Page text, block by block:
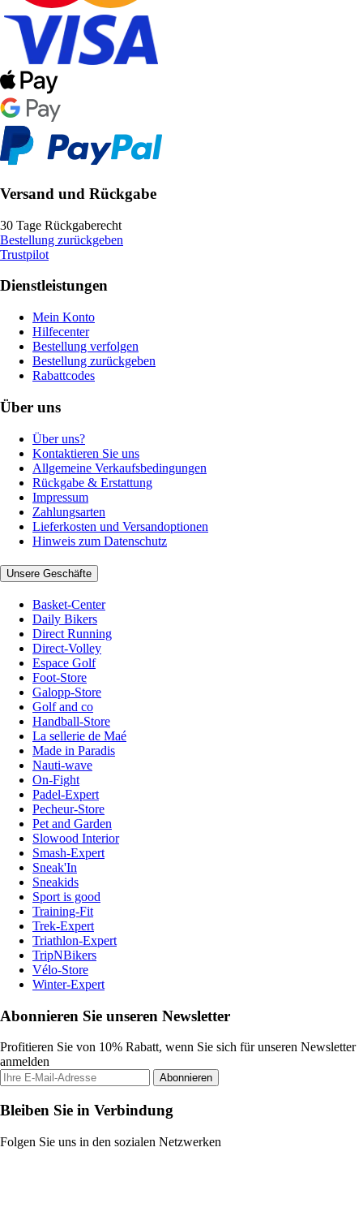
Versand und Rückgabe
30 Tage Rückgaberecht
Bestellung zurückgeben
Trustpilot
Dienstleistungen
Mein Konto
Hilfecenter
Bestellung verfolgen
Bestellung zurückgeben
Rabattcodes
Über uns
Über uns?
Kontaktieren Sie uns
Allgemeine Verkaufsbedingungen
Rückgabe & Erstattung
Impressum
Zahlungsarten
Lieferkosten und Versandoptionen
Hinweis zum Datenschutz
Unsere Geschäfte
Basket-Center
Daily Bikers
Direct Running
Direct-Volley
Espace Golf
Foot-Store
Galopp-Store
Golf and co
Handball-Store
La sellerie de Maé
Made in Paradis
Nauti-wave
On-Fight
Padel-Expert
Pecheur-Store
Pet and Garden
Slowood Interior
Smash-Expert
Sneak'In
Sneakids
Sport is good
Training-Fit
Trek-Expert
Triathlon-Expert
TripNBikers
Vélo-Store
Winter-Expert
Abonnieren Sie unseren Newsletter
Profitieren Sie von 10% Rabatt, wenn Sie sich für unseren Newsletter
anmelden
Abonnieren
Bleiben Sie in Verbindung
Folgen Sie uns in den sozialen Netzwerken